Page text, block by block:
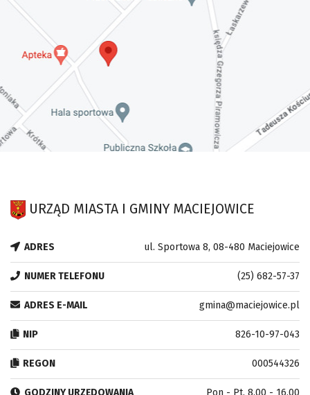
URZĄD MIASTA I GMINY MACIEJOWICE
ADRES ul. Sportowa 8, 08-480 Maciejowice
NUMER TELEFONU (25) 682-57-37
ADRES E-MAIL gmina@maciejowice.pl
NIP 826-10-97-043
REGON 000544326
GODZINY URZĘDOWANIA Pon - Pt. 8.00 - 16.00